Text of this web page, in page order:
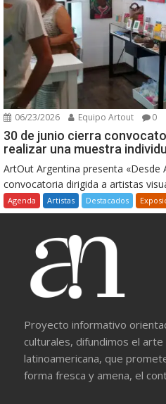
06/23/2026 Equipo Artout 0
30 de junio cierra
realizar una muestra
ArtOut Argentina presenta «Desde
convocatoria dirigida a artistas
Agenda Artistas Destacados
Proyecto informativo
culturales, difundimos el
latinoamericana, que
forma fresca y amena, el